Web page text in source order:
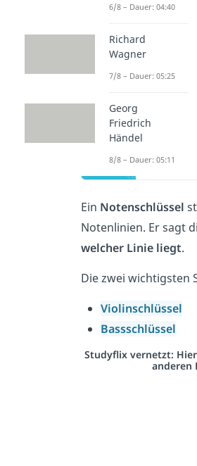
Noten lesen
zur Stelle im
Ein Notenschlüssel
Notenlinien. Er sagt
welcher Linie liegt.
Die zwei wichtigsten
Violinschlüssel
Bassschlüssel
Studyflix vernetzt:
anderen
6/8 – Dauer: 04:40
Richard
Wagner
7/8 – Dauer: 05:25
Georg
Friedrich
Händel
8/8 – Dauer: 05:11